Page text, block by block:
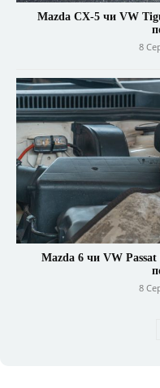
Mazda CX-5 чи VW
8
Mazda 6 чи VW
8